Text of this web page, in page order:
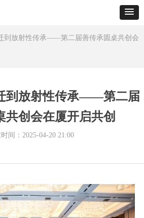
到放射性传承——第二届善传承圆桌共创会
到放射性传承——第二届
共创会在厦开启共创
间： 2025-04-20 21:00